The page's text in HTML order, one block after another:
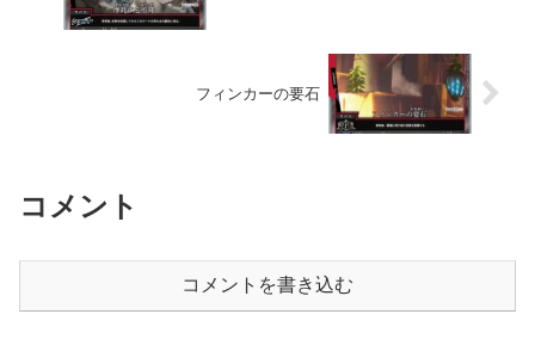
フィンカーの要石
コメント
コメントを書き込む